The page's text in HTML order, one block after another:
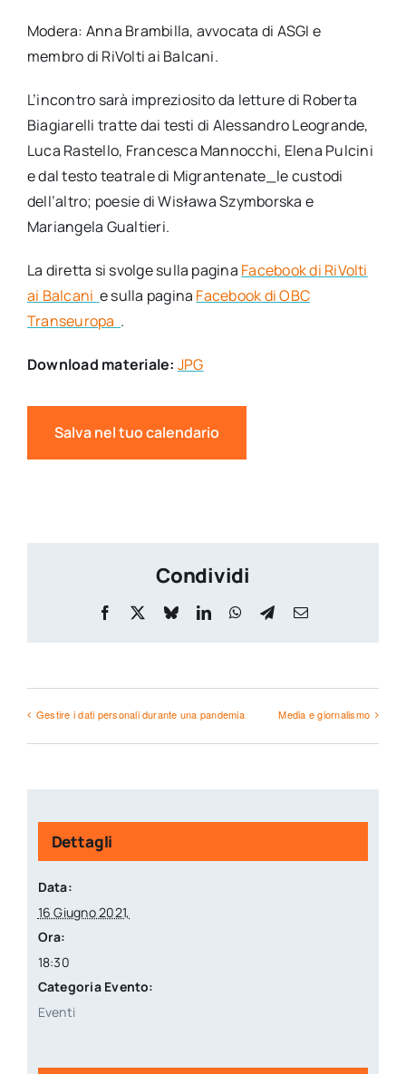
Modera: Anna Brambilla, avvocata di ASGI e
membro di RiVolti ai Balcani.
L’incontro sarà impreziosito da letture di Roberta
Biagiarelli tratte dai testi di Alessandro Leogrande,
Luca Rastello, Francesca Mannocchi, Elena Pulcini
e dal testo teatrale di Migrantenate_le custodi
dell’altro; poesie di Wisława Szymborska e
Mariangela Gualtieri.
La diretta si svolge sulla pagina Facebook di RiVolti
ai Balcani e sulla pagina Facebook di OBC
Transeuropa .
Download materiale: JPG
Salva nel tuo calendario
Condividi
Facebook BlueskyLinkedInWhatsApp
TelegramEmail
Gestire i dati personali durante una pandemia Media e giornalismo
Dettagli
Data:
16 Giugno 2021,
Ora:
18:30
Categoria Evento:
Eventi